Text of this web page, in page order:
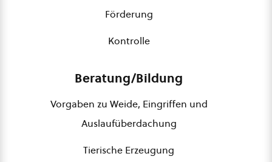
Förderung
Kontrolle
Beratung/Bildung
Vorgaben zu Weide, Eingriffen und
Auslaufüberdachung
Tierische Erzeugung